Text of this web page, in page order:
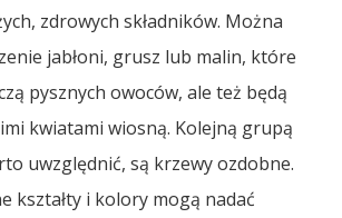
zdrowych składników. Można
jabłoni, grusz lub malin, które
pysznych owoców, ale też będą
kwiatami wiosną. Kolejną grupą
uwzględnić, są krzewy ozdobne.
kształty i kolory mogą nadać